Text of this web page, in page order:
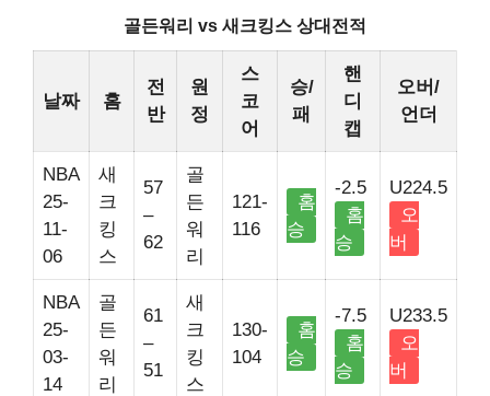
골든워리 vs 새크킹스 상대전적
날짜 홈
전
반
원
정
스
코
어
승/
패
핸
디
캡
오버/
언더
NBA
25-
11-
06
새
크
킹
스
57
–
62
골
든
워
리
121-
116
홈
승
-2.5
홈
승
U224.5
오
버
NBA
25-
03-
14
골
든
워
리
61
–
51
새
크
킹
스
130-
104
홈
승
-7.5
홈
승
U233.5
오
버